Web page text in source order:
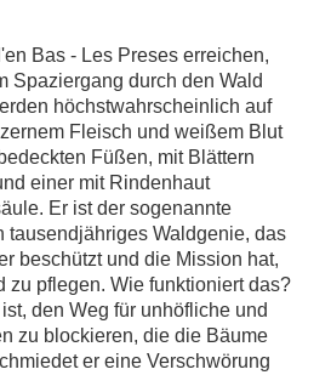
Bas - Les Preses erreichen,
Spaziergang durch den Wald
höchstwahrscheinlich auf
Fleisch und weißem Blut
Füßen, mit Blättern
einer mit Rindenhaut
Er ist der sogenannte
tausendjähriges Waldgenie, das
beschützt und die Mission hat,
zu pflegen. Wie funktioniert das?
den Weg für unhöfliche und
zu blockieren, die die Bäume
er eine Verschwörung